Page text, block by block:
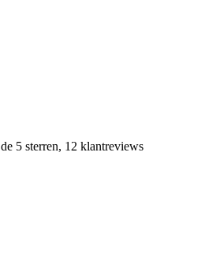
5 sterren, 12 klantreviews